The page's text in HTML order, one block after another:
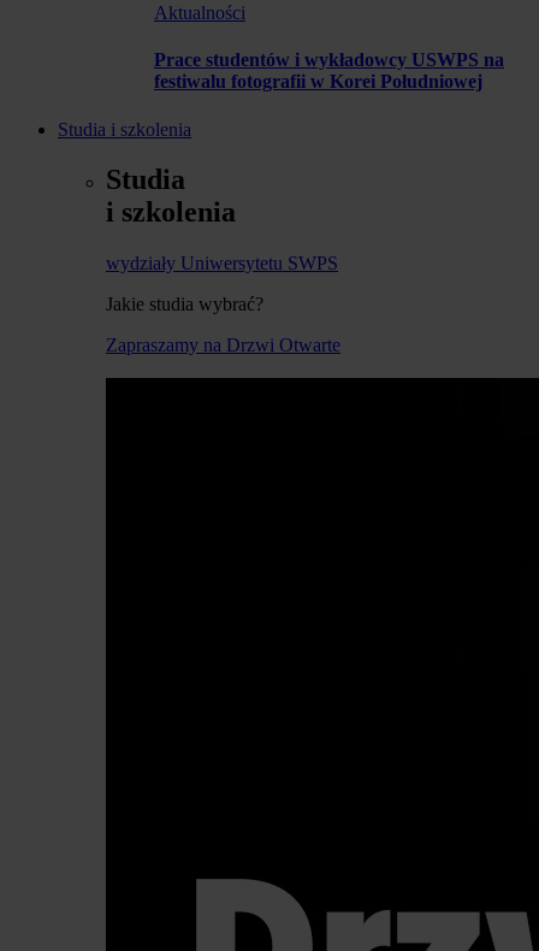
Aktualności
Prace studentów i wykładowcy USWPS na
festiwalu fotografii w Korei Południowej
Studia i szkolenia
Studia
i szkolenia
wydziały Uniwersytetu SWPS
Jakie studia wybrać?
Zapraszamy na Drzwi Otwarte